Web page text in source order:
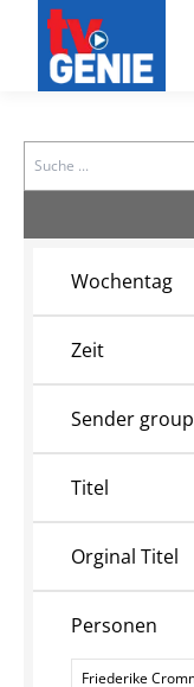
Search
Wochentag
Zeit
Sender group
Titel
Orginal Titel
Personen
Personen